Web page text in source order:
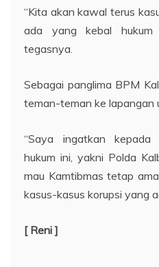
“Kita akan kawal terus
ada yang kebal
tegasnya.
Sebagai panglima BPM
teman-teman ke lapangan
“Saya ingatkan
hukum ini, yakni Polda
mau Kamtibmas tetap
kasus-kasus korupsi yang
[ Reni ]